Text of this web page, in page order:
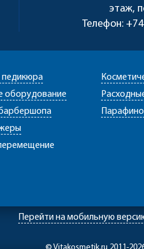
этаж,
Телефон:
оборудование
Перейти на мобильную